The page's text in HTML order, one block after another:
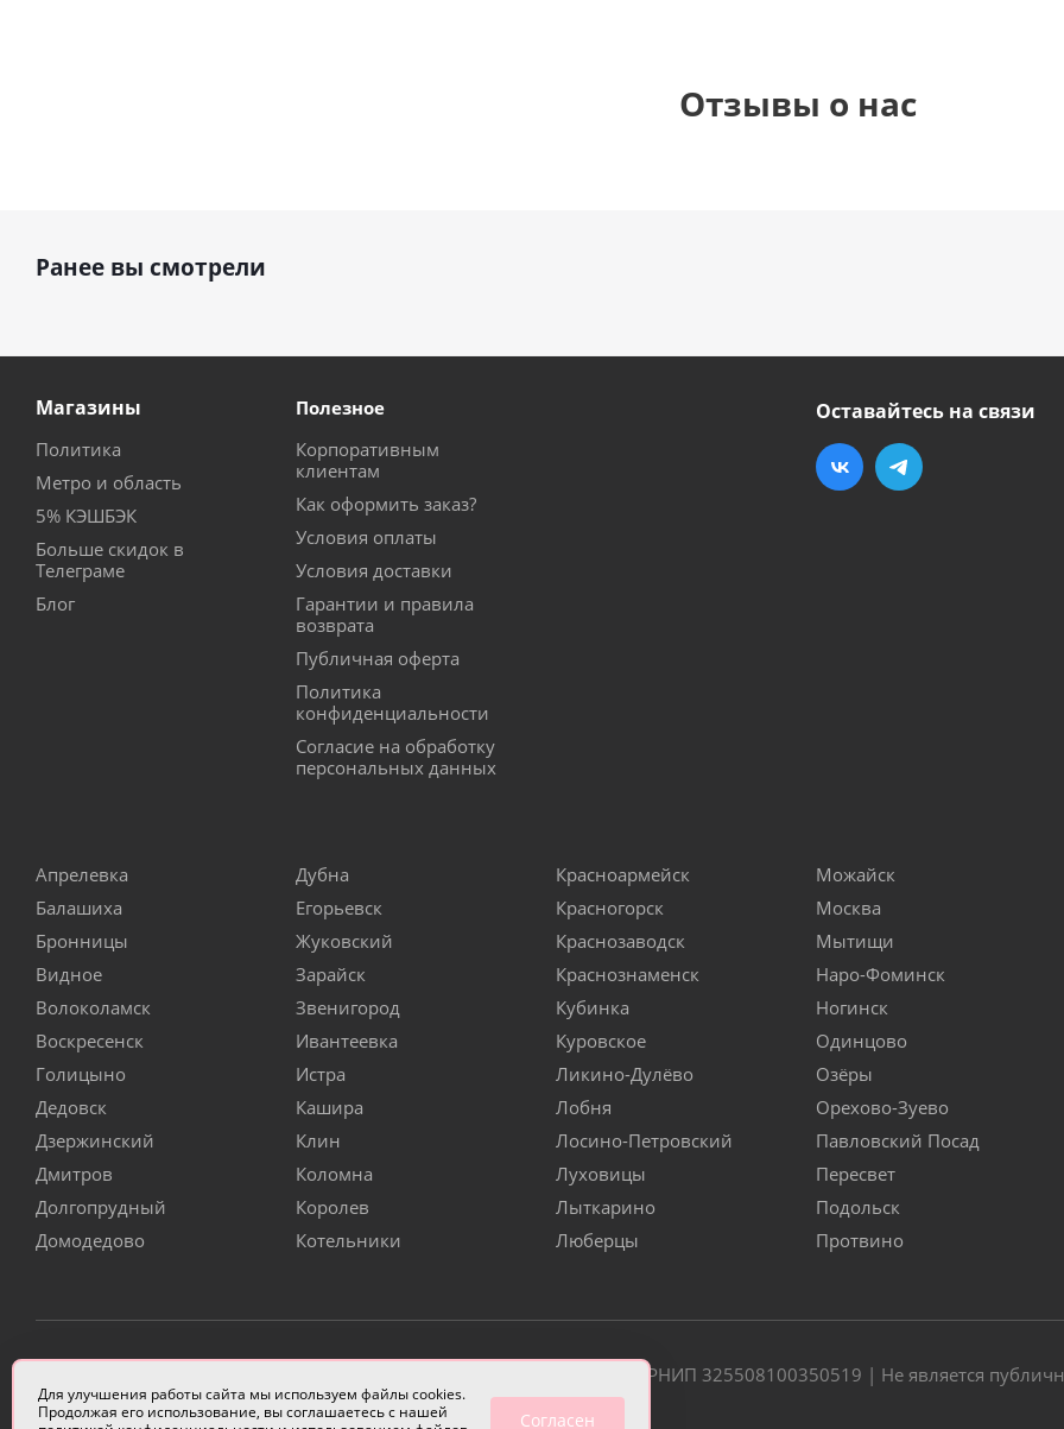
Отзывы о нас
Ранее вы смотрели
Магазины
Политика
Метро и область
5% КЭШБЭК
Больше скидок в
Телеграме
Блог
Полезное
Корпоративным
клиентам
Как оформить заказ?
Условия оплаты
Условия доставки
Гарантии и правила
возврата
Публичная оферта
Политика
конфиденциальности
Согласие на обработку
персональных данных
Оставайтесь на связи
Апрелевка
Балашиха
Бронницы
Видное
Волоколамск
Воскресенск
Голицыно
Дедовск
Дзержинский
Дмитров
Долгопрудный
Домодедово
Дубна
Егорьевск
Жуковский
Зарайск
Звенигород
Ивантеевка
Истра
Кашира
Клин
Коломна
Королев
Котельники
Красноармейск
Красногорск
Краснозаводск
Краснознаменск
Кубинка
Куровское
Ликино-Дулёво
Лобня
Лосино-Петровский
Луховицы
Лыткарино
Люберцы
Можайск
Москва
Мытищи
Наро-Фоминск
Ногинск
Одинцово
Озёры
Орехово-Зуево
Павловский Посад
Пересвет
Подольск
Протвино
ИП Чулкова Анастасия Александровна ИНН 331405822720 | ОГРН/ОГРНИП 325508100350519 | Не является
Для улучшения работы сайта мы используем файлы cookies.
Продолжая его использование, вы соглашаетесь с нашей
Согласен